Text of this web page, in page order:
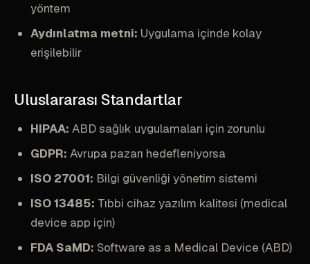
yöntem
Aydınlatma metni: Uygulama içinde kolay
erişilebilir
Uluslararası Standartlar
HIPAA: ABD sağlık uygulamaları için zorunlu
GDPR: Avrupa pazarı hedefleniyorsa
ISO 27001: Bilgi güvenliği yönetim sistemi
ISO 13485: Tıbbi cihaz yazılım kalitesi (medical
device app için)
FDA SaMD: Software as a Medical Device (ABD)